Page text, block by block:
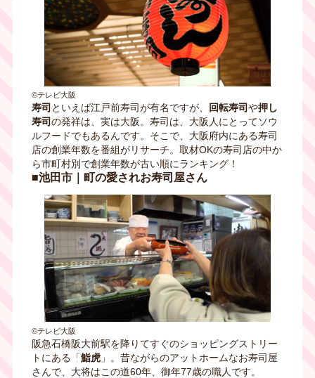
©テレビ大阪
寿司 といえば江戸前寿司が有名ですが、 回転寿司や押し
寿司の発祥は、実は大阪。寿司は、大阪人にとってソウ
ルフードでもあるんです。そこで、大阪府内にある寿司
店の創業年数を番組がリサーチ。取材OKの寿司店の中か
ら市町村別で創業年数が古い順にランキング！
■池田市｜町の愛されお寿司屋さん
©テレビ大阪
阪急石橋阪大前駅を降りてすぐのショッピングストリー
トにある「鮨虎」。昔ながらのアットホームなお寿司屋
さんで、大将はこの道60年、御年77歳の職人です。